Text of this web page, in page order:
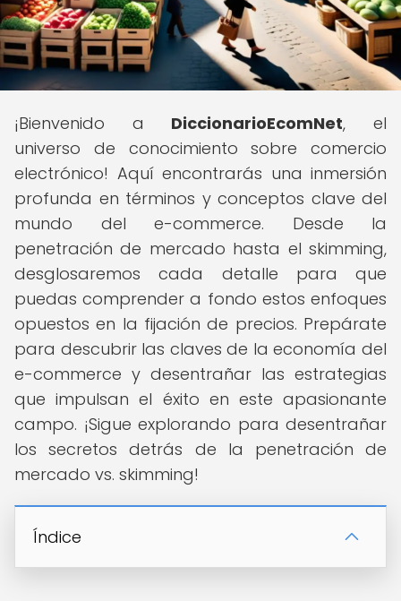
¡Bienvenido a DiccionarioEcomNet, el
universo de conocimiento sobre comercio
electrónico! Aquí encontrarás una inmersión
profunda en términos y conceptos clave del
mundo del e-commerce. Desde la
penetración de mercado hasta el skimming,
desglosaremos cada detalle para que
puedas comprender a fondo estos enfoques
opuestos en la fijación de precios. Prepárate
para descubrir las claves de la economía del
e-commerce y desentrañar las estrategias
que impulsan el éxito en este apasionante
campo. ¡Sigue explorando para desentrañar
los secretos detrás de la penetración de
mercado vs. skimming!
Índice